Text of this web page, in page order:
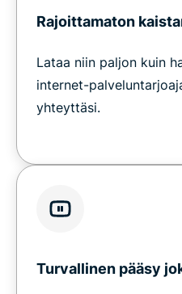
Rajoittamaton
Lataa niin paljon kuin
internet-
yhteyttäsi.
Turvallinen pääsy